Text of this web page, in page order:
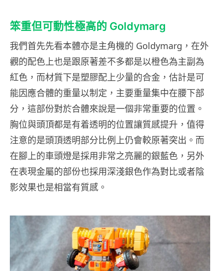
笨重但可動性極高的 Goldymarg
我們首先先看本體亦是主角機的 Goldymarg，在外
觀的配色上也是跟原著差不多都是以橙色為主副為
紅色，而材質下是塑膠配上少量的合金，估計是可
能因應合體的重量以制定，主要重量集中在腰下部
分，這部份對於合體來說是一個非常重要的位置。
胸位與頭頂都是有着透明的位置讓質感提升，值得
注意的是頭頂透明部分比例上仍會較原著突出。而
在腳上的車頭燈是採用非常之亮麗的銀藍色，另外
在表現金屬的部份也採用深淺銀色作為對比或者陰
影效果也是相當有質感。